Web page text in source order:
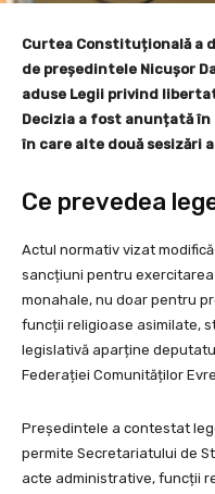
Curtea Constituțională a
de președintele Nicușor
aduse Legii privind
Decizia a fost anunțată
în care alte două sesizări
Ce prevedea
Actul normativ vizat
sancțiuni pentru
monahale, nu doar pentru
funcții religioase asimilate,
legislativă aparține
Federației Comunităților
Președintele a contestat
permite Secretariatului de
acte administrative, funcții